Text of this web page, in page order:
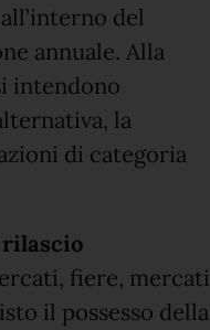
del
annuale. Alla
intendono
la
di categoria
fiere, mercati
il possesso della